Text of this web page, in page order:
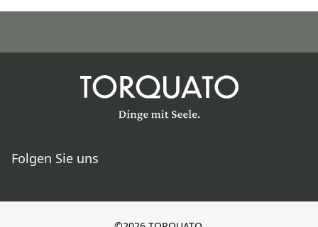
Folgen Sie uns